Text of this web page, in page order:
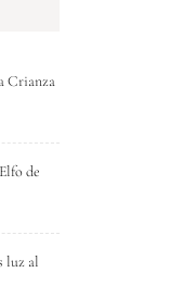
Crianza
de
luz al